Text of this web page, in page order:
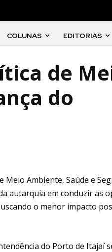
COLUNAS EDITORIAS
de
do
Ambiente, Saúde e
autarquia em conduzir as
o menor impacto
do Porto de Itajaí